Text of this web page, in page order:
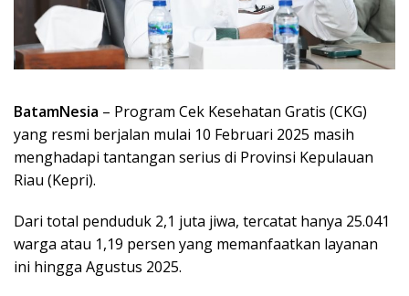
BatamNesia – Program Cek Kesehatan Gratis (CKG)
yang resmi berjalan mulai 10 Februari 2025 masih
menghadapi tantangan serius di Provinsi Kepulauan
Riau (Kepri).
Dari total penduduk 2,1 juta jiwa, tercatat hanya 25.041
warga atau 1,19 persen yang memanfaatkan layanan
ini hingga Agustus 2025.